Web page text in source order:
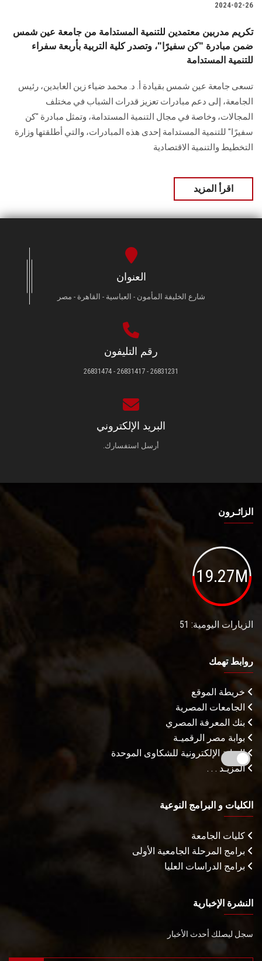
الموظفون
سجل الان
2024-02-26
تكريم مدربين معتمدين للتنمية المستدامة من جامعة عين شمس
ضمن مبادرة "كن سفيرًا"، وتصدر كلية التربية بأربعة سفراء
للتنمية المستدامة
تسعى جامعة عين شمس بقيادة أ. د. محمد ضياء زين العابدين، رئيس
الجامعة، إلى دعم مبادرات تعزيز قدرات الشباب في مختلف
المجالات، وخاصة في مجال التنمية المستدامة، وتمثل مبادرة "كن
سفيرًا" للتنمية المستدامة إحدى هذه المبادرات، والتي أطلقتها وزارة
التخطيط والتنمية الاقتصادية
اقرأ المزيد
العنوان
شارع الخليفة المأمون - العباسية - القاهرة - مصر
رقم التليفون
26831231 - 26831417 - 26831474
البريد الإلكتروني
أرسل استفسارك.
الزائـرون
19.27M
الزيارات اليومية: 51
روابط تهمك
خريطة الموقع
الجامعات المصرية
بنك المعرفة المصري
بوابة مصر الرقميـة
البوابة الإلكترونية للشكاوى الموحدة
المزيـد . . .
الكليات و البرامج النوعية
كليات الجامعة
برامج المرحلة الجامعية الأولى
برامج الدراسات العليا
النشرة الإخبارية
سجل ليصلك أحدث الأخبار